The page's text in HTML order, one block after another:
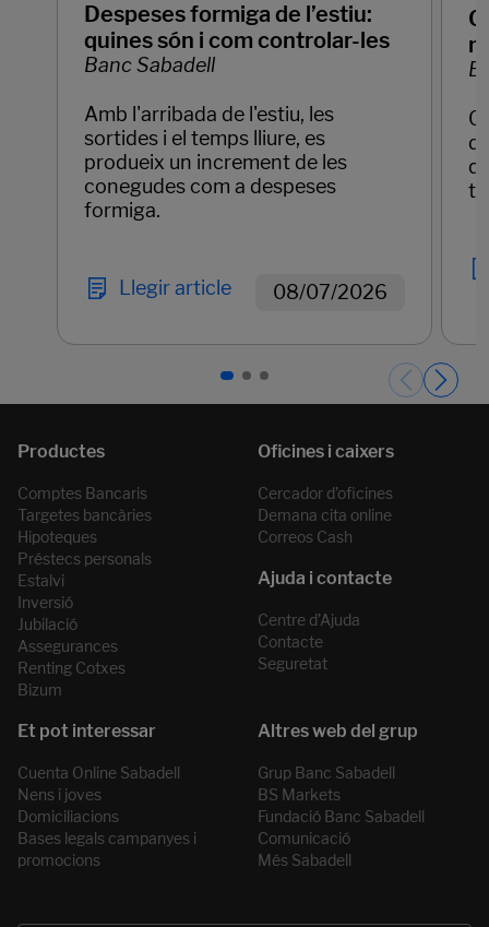
Despeses formiga de l’estiu:
quines són i com controlar-les
Banc Sabadell
Amb l'arribada de l'estiu, les
sortides i el temps lliure, es
produeix un increment de les
conegudes com a despeses
formiga.
Llegir article 08/07/2026
Comptes Bancaris
Targetes bancàries
Hipoteques
Préstecs personals
Estalvi
Inversió
Jubilació
Assegurances
Renting Cotxes
Bizum
Cercador d’oficines
Demana cita online
Correos Cash
Centre d’Ajuda
Contacte
Seguretat
Cuenta Online Sabadell
Nens i joves
Domiciliacions
Bases legals campanyes i
promocions
Grup Banc Sabadell
BS Markets
Fundació Banc Sabadell
Comunicació
Més Sabadell